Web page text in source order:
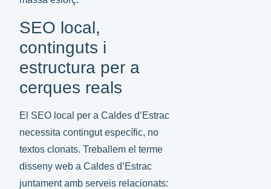
SEO local,
continguts i
estructura per a
cerques reals
El SEO local per a Caldes d’Estrac
necessita contingut específic, no
textos clonats. Treballem el terme
disseny web a Caldes d’Estrac
juntament amb serveis relacionats: